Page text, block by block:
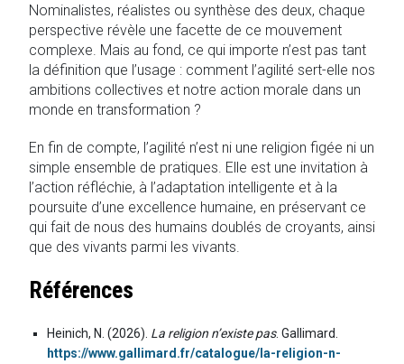
Nominalistes, réalistes ou synthèse des deux, chaque
perspective révèle une facette de ce mouvement
complexe. Mais au fond, ce qui importe n’est pas tant
la définition que l’usage : comment l’agilité sert-elle nos
ambitions collectives et notre action morale dans un
monde en transformation ?
En fin de compte, l’agilité n’est ni une religion figée ni un
simple ensemble de pratiques. Elle est une invitation à
l’action réfléchie, à l’adaptation intelligente et à la
poursuite d’une excellence humaine, en préservant ce
qui fait de nous des humains doublés de croyants, ainsi
que des vivants parmi les vivants.
Références
Heinich, N. (2026). La religion n’existe pas. Gallimard.
https://www.gallimard.fr/catalogue/la-religion-n-